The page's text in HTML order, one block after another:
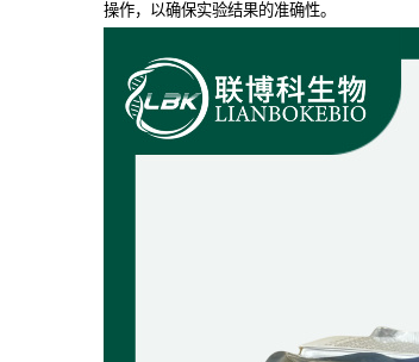
操作，以确保实验结果的准确性。